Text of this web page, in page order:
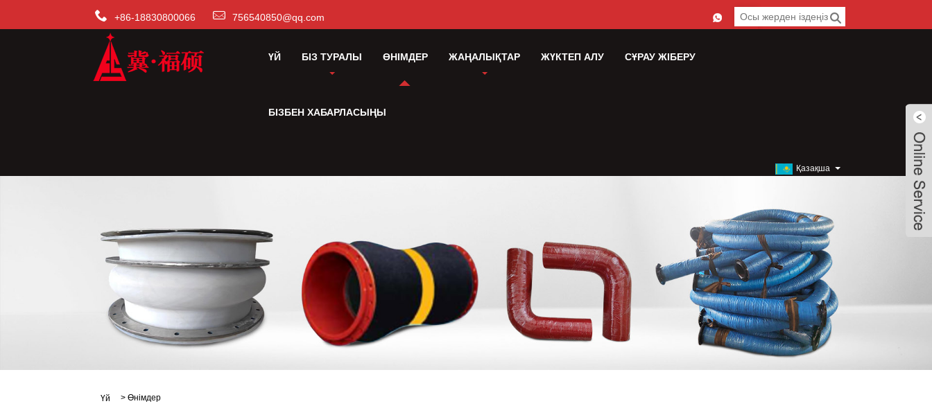
+86-18830800066 756540850@qq.com
ҮЙ БІЗ ТУРАЛЫ ӨНІМДЕР ЖАҢАЛЫҚТАР ЖҮКТЕП АЛУ СҰРАУ ЖІБЕРУ
БІЗБЕН ХАБАРЛАСЫҢЫ
Қазақша
Үй > Өнімдер